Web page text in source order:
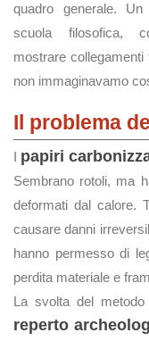
quadro generale.
scuola filosofica,
mostrare
non immaginavamo
Il problema
I papiri
Sembrano rotoli, ma
deformati dal calore.
causare danni
hanno permesso di
perdita materiale e
La svolta del
reperto